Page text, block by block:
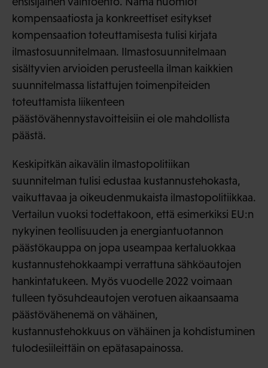
kompensaatiosta ja konkreettiset esitykset
kompensaation toteuttamisesta tulisi kirjata
ilmastosuunnitelmaan. Ilmastosuunnitelmaan
sisältyvien arvioiden perusteella ilman kaikkien
suunnitelmassa listattujen toimenpiteiden
toteuttamista liikenteen
päästövähennystavoitteisiin ei ole mahdollista
päästä.
Keskipitkän aikavälin ilmastopolitiikan
suunnitelman tulisi edustaa kustannustehokasta,
vaikuttavaa ja oikeudenmukaista ilmastopolitiikkaa.
Vertailun vuoksi todettakoon, että esimerkiksi EU:n
nykyinen teollisuuden ja energiantuotannon
päästökauppa on jopa useampaa kertaluokkaa
kustannustehokkaampi verrattuna sähköautojen
hankintatukeen. Myös vuodelle 2022 voimaan
tulleen työsuhdeautojen verotuen aikaansaama
päästövähenemä on vähäinen,
kustannustehokkuus on vähäinen ja kohdistuminen
tulodesiileittäin on epätasapainossa.